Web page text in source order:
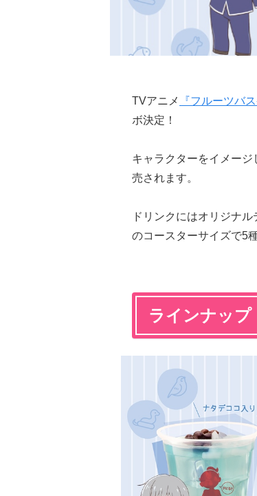
TVアニメ 『フルーツバ
ボ決定！
キャラクターをイメー
売されます。
ドリンクにはオリジナ
のコースターサイズで5
ラインナップ